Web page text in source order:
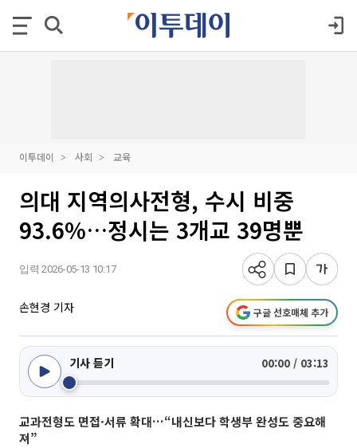
이투데이 사회 교육
의대 지역의사전형, 수시 비중
93.6%…정시는 3개교 39명뿐
입력 2026-05-13 10:17
손현경 기자 구글 선호매체 추가
기사 듣기 00:00 / 03:13
교과전형도 면접·서류 확대…“내신보다 학생부 완성도 중요해
져”